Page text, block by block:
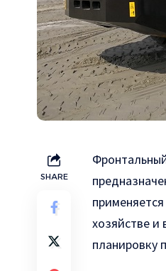
SHARE
хозяйстве и
планировку